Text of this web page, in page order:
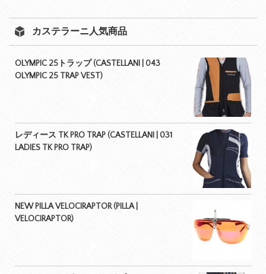
カステラーニ人気商品
OLYMPIC 25トラップ (CASTELLANI | 043
OLYMPIC 25 TRAP VEST)
レディース TK PRO TRAP (CASTELLANI | 031
LADIES TK PRO TRAP)
NEW PILLA VELOCIRAPTOR (PILLA |
VELOCIRAPTOR)